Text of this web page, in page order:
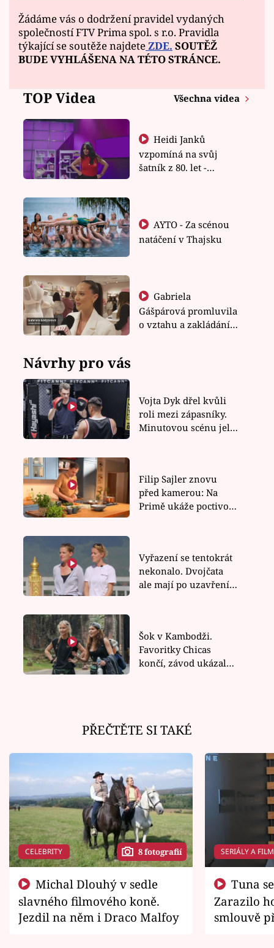
Žádáme vás o dodržení pravidel vydaných
společností FTV Prima spol. s r.o. Pravidla
týkající se soutěže najdete ZDE. SOUTĚŽ
BUDE VYHLÁŠENA NA TÉTO STRÁNCE.
TOP Videa Všechna videa
Heidi Janků
vzpomíná na svůj
šatník z 80. let -
natáčení v Thajsku
Gabriela
Gášpárová promluvila
o vztahu a zakládání
Návrhy pro vás
Vojta Dyk dřel kvůli
roli mezi zápasníky.
Minutovou scénu jel
Filip Sajler znovu
před kamerou: Na
Primě ukáže poctivou
Vyřazení se tentokrát
nekonalo. Dvojčata
ale mají po uzavření
Šok v Kambodži.
Favoritky Chicas
končí, závod ukázal
PŘEČTĚTE SI TAKÉ
CELEBRITY 8 fotografií
slavného filmového koně.
Jezdil na něm i Draco Malfoy
SERIÁLY A
Zarazilo
smlouvě